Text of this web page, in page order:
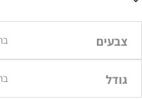
צבעים
גודל